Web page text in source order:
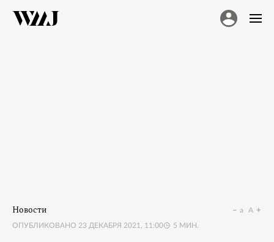
Новости
ОПУБЛИКОВАНО 23 ДЕКАБРЯ 2021, 11:00 5 МИН.
a A